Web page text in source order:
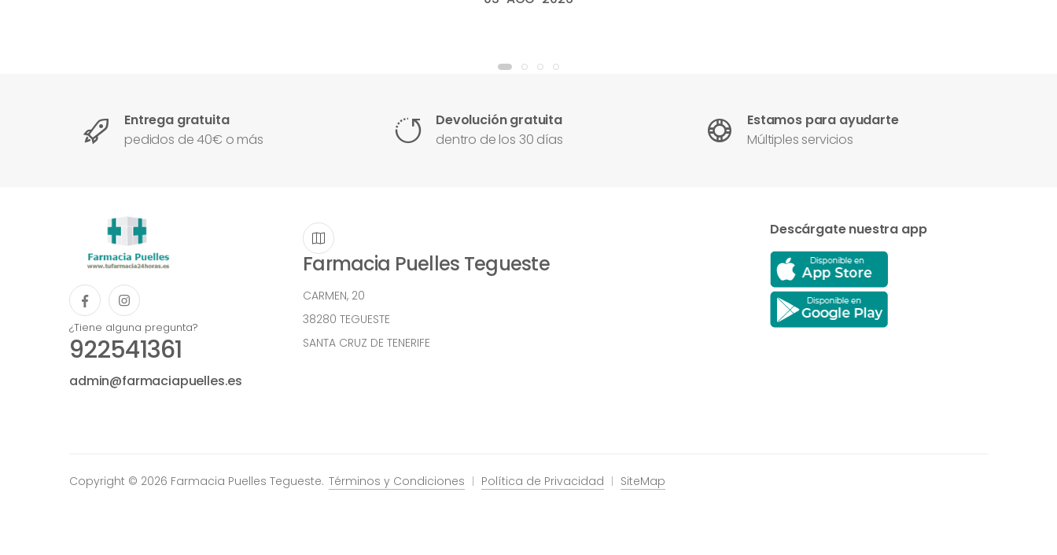
Entrega gratuita
pedidos de 40€ o más
Devolución gratuita
dentro de los 30 días
Estamos para ayudarte
Múltiples servicios
¿Tiene alguna pregunta?
922541361
admin@farmaciapuelles.es
Farmacia Puelles Tegueste
CARMEN, 20
38280 TEGUESTE
SANTA CRUZ DE TENERIFE
Descárgate nuestra app
Copyright © 2026 Farmacia Puelles Tegueste. Términos y Condiciones Política de Privacidad SiteMap